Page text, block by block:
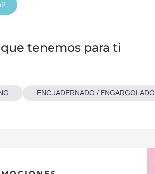
tenemos para ti
ENCUADERNADO / ENGARGOLADO